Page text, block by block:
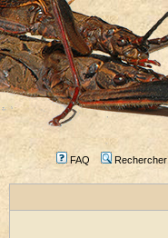
FAQ Rechercher